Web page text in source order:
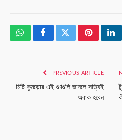
WhatsAppFacebookTwitterPinterest
PREVIOUS ARTICLE
মিষ্টি কুমড়োর এই গুণগুলি জানলে সত্যিই
অবাক হবেন